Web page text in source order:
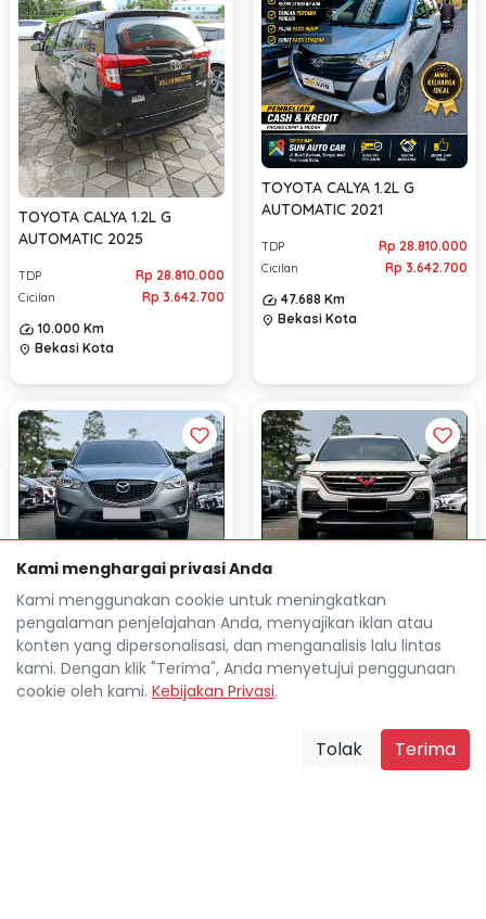
TOYOTA CALYA 1.2L G
AUTOMATIC 2025
TDP Rp 28.810.000
Cicilan
Rp 3.642.700
10.000 Km
location_on Bekasi Kota
TOYOTA CALYA 1.2L G
AUTOMATIC 2021
TDP Rp 28.810.000
Cicilan
Rp 3.642.700
47.688 Km
location_on Bekasi Kota
MAZDA CX-5 2.5L GT
TDP Rp 27.960.800
Cicilan
Rp 3.771.500
127.000 Km
location_onBekasi Kota
WULING ALMAZ 1.5L SMART
TDP Rp 26.725.600
Cicilan
Rp 3.315.900
51.000 Km
location_onBekasi Kota
Kami menghargai privasi Anda
Kami menggunakan cookie untuk meningkatkan
pengalaman penjelajahan Anda, menyajikan iklan atau
konten yang dipersonalisasi, dan menganalisis lalu lintas
kami. Dengan klik "Terima", Anda menyetujui penggunaan
cookie oleh kami. Kebijakan Privasi.
Tolak Terima